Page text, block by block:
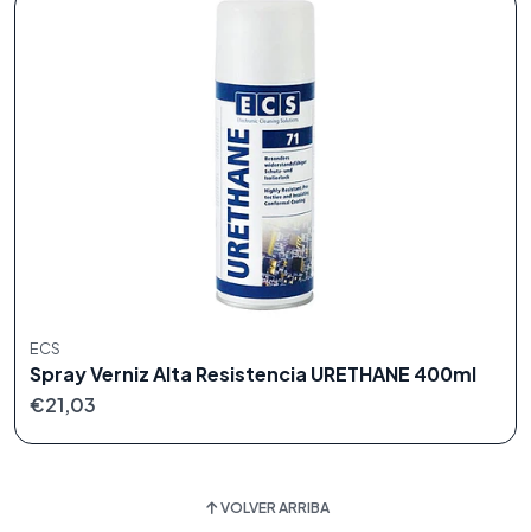
ECS
Spray Verniz Alta Resistencia URETHANE 400ml
€21,03
VOLVER ARRIBA